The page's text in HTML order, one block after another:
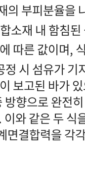
의 부피분율을
소재 내 함침
따른 값이며,
정 시 섬유가
보고된 바가
방향으로 완전
이와 같은 두 식
면결합력을 각